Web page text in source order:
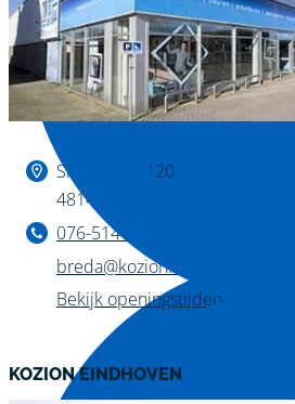
Binnen kijken?
Slingerweg 120
4814 AZ Breda
076-514 28 75
breda@kozion.nl
Bekijk openingstijden
KOZION EINDHOVEN